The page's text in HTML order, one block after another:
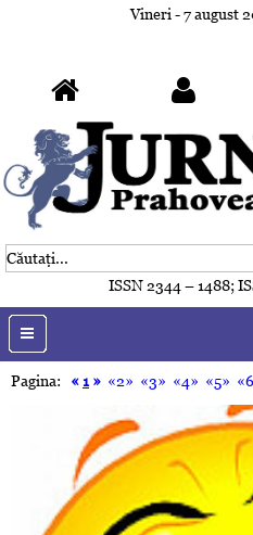
Vineri - 7 august
ISSN 2344 – 1488;
Pagina: «1» «2» «3» «4» «5»